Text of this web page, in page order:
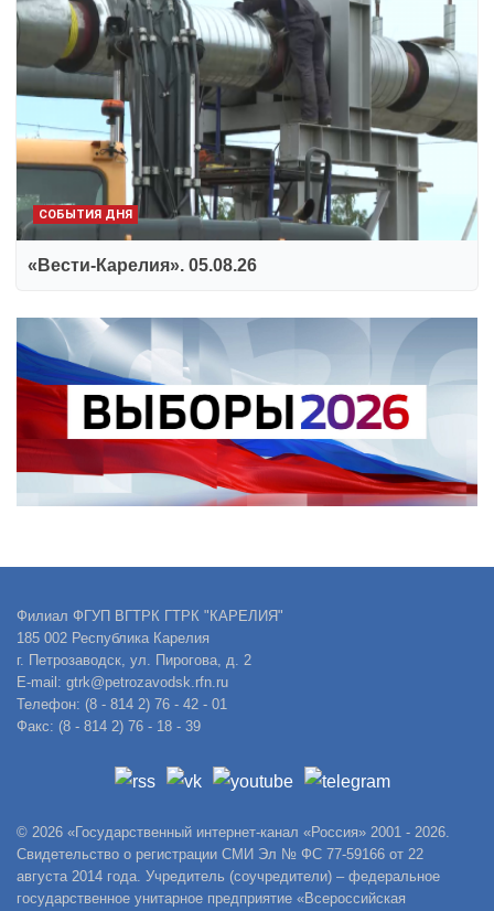
СОБЫТИЯ ДНЯ
«Вести-Карелия». 05.08.26
Филиал ФГУП ВГТРК ГТРК "КАРЕЛИЯ"
185 002 Республика Карелия
г. Петрозаводск, ул. Пирогова, д. 2
E-mail: gtrk@petrozavodsk.rfn.ru
Телефон: (8 - 814 2) 76 - 42 - 01
Факс: (8 - 814 2) 76 - 18 - 39
© 2026 «Государственный интернет-канал «Россия» 2001 - 2026.
Свидетельство о регистрации СМИ Эл № ФС 77-59166 от 22
августа 2014 года. Учредитель (соучредители) – федеральное
государственное унитарное предприятие «Всероссийская